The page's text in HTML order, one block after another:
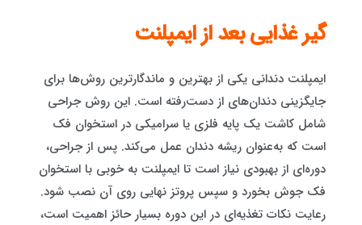
گیر غذایی بعد از ایمپلنت
ایمپلنت دندانی یکی از بهترین و ماندگارترین روش‌ها برای
جایگزینی دندان‌های از دست‌رفته است. این روش جراحی
شامل کاشت یک پایه فلزی یا سرامیکی در استخوان فک
است که به‌عنوان ریشه دندان عمل می‌کند. پس از جراحی،
دوره‌ای از بهبودی نیاز است تا ایمپلنت به خوبی با استخوان
فک جوش بخورد و سپس پروتز نهایی روی آن نصب شود.
رعایت نکات تغذیه‌ای در این دوره بسیار حائز اهمیت است،